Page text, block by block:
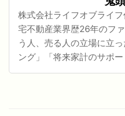
株式会社ライフオブライ
宅不動産業界歴26年のフ
う人、売る人の立場に立
ング」「将来家計のサポー